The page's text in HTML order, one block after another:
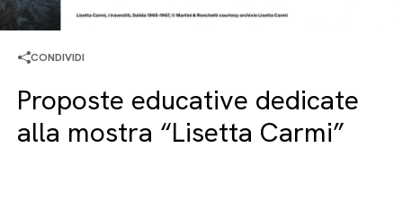
CONDIVIDI
Proposte educative dedicate
alla mostra “Lisetta Carmi”